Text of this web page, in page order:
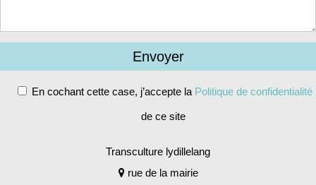
En cochant cette case, j’accepte la Politique de confidentialité
de ce site
Transculture lydillelang
rue de la mairie